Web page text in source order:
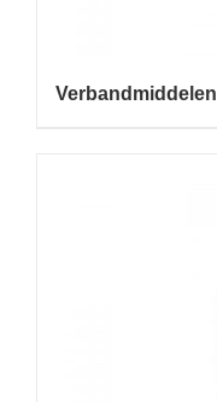
Verbandmiddelen